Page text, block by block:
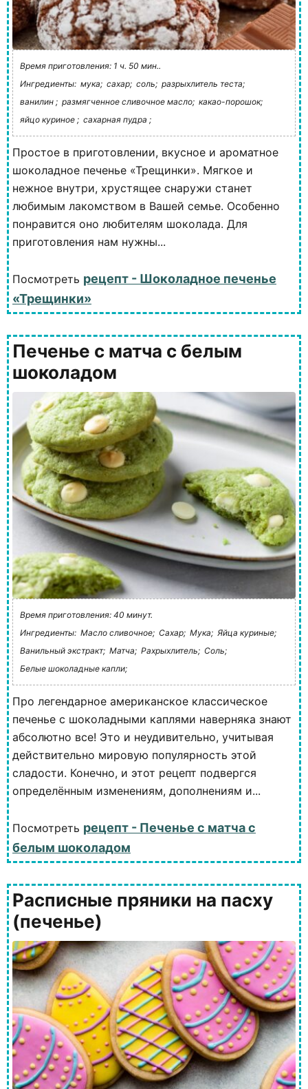
Время приготовления: 1 ч. 50 мин..
Ингредиенты: мука; сахар; соль; разрыхлитель теста;
ванилин ; размягченное сливочное масло; какао-порошок;
яйцо куриное ; сахарная пудра ;
Простое в приготовлении, вкусное и ароматное
шоколадное печенье «Трещинки». Мягкое и
нежное внутри, хрустящее снаружи станет
любимым лакомством в Вашей семье. Особенно
понравится оно любителям шоколада. Для
приготовления нам нужны...
Посмотреть рецепт - Шоколадное печенье
«Трещинки»
Печенье с матча с белым
шоколадом
Время приготовления: 40 минут.
Ингредиенты: Масло сливочное; Сахар; Мука; Яйца куриные;
Ванильный экстракт; Матча; Рахрыхлитель; Соль;
Белые шоколадные капли;
Про легендарное американское классическое
печенье с шоколадными каплями наверняка знают
абсолютно все! Это и неудивительно, учитывая
действительно мировую популярность этой
сладости. Конечно, и этот рецепт подвергся
определённым изменениям, дополнениям и...
Посмотреть рецепт - Печенье с матча с
белым шоколадом
Расписные пряники на пасху
(печенье)